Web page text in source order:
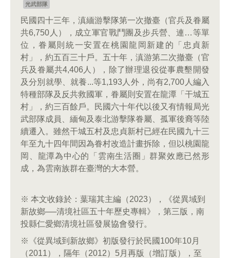
光武部隊
民國四十三年，滇緬游擊隊第一次撤臺（官兵及眷屬
共6,750人），成立軍官戰鬥團及步兵營、連…等單
位，眷屬則統一安置在桃園龍岡新建的「忠貞新
村」，約五百三十戶。五十年，滇游第二次撤臺（官
兵及眷屬共4,406人），除了辦理退役從事農墾開發
及分別就學、就養...等1,193人外，尚有2,700人編入
特種部隊及反共救國軍，眷屬則安置在龍潭「干城五
村」，約三百餘戶。民國六十年代以後又有情報局光
武部隊成員、緬甸及泰北游擊隊眷屬、孤軍後裔等陸
續遷入。雖然干城五村及忠貞新村已經在民國九十三
年至九十四年間因為眷村改造計畫拆除，但以桃園龍
岡、龍潭為中心的「雲南生活圈」群聚效應已然形
成，為雲南族群在臺灣的大本營。
※ 本文收錄於：葉瑞其主編（2023），《從異域到
新故鄉──清境社區五十年歷史專輯》，第三版，南
投縣仁愛鄉清境社區發展協會發行。
※《從異域到新故鄉》初版發行於民國100年10月
（2011），隔年（2012）5月再版（增訂版），至